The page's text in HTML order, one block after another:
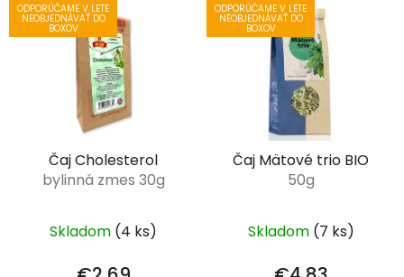
ODPORÚČAME V LETE
NEOBJEDNÁVAŤ DO
BOXOV
Čaj Cholesterol
bylinná zmes 30g
Skladom (4 ks)
ODPORÚČAME V LETE
NEOBJEDNÁVAŤ DO
BOXOV
Čaj Mätové trio BIO
50g
Skladom (7 ks)